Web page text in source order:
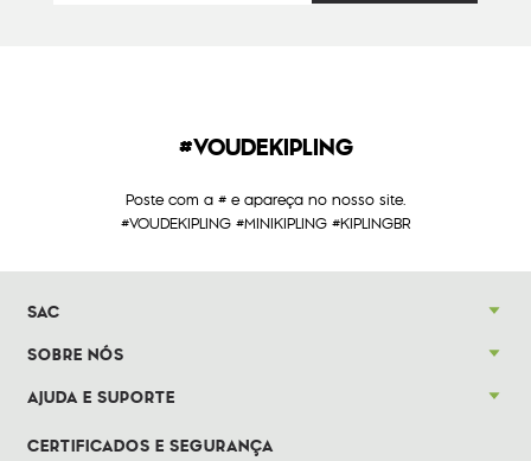
#VOUDEKIPLING
Poste com a # e apareça no nosso site.
#VOUDEKIPLING #MINIKIPLING #KIPLINGBR
SAC
SOBRE NÓS
AJUDA E SUPORTE
CERTIFICADOS E SEGURANÇA